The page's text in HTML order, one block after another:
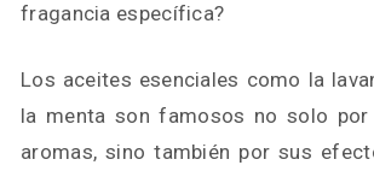
fragancia específica?
Los aceites esenciales como la
la menta son famosos no solo por
aromas, sino también por sus